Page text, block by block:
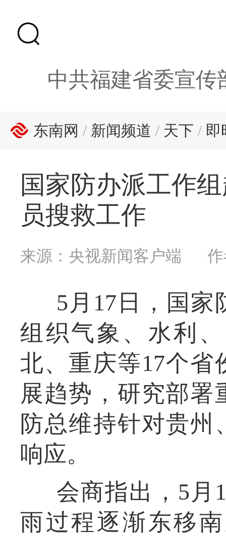
中共福建省委宣传
东南网 / 新闻频道 / 天下 / 即
国家防办派工作
员搜救工作
来源：央视新闻客户端
5月17日，国
组织气象、水利
北、重庆等17个省
展趋势，研究部署
防总维持针对贵州
响应。
会商指出，5月
雨过程逐渐东移